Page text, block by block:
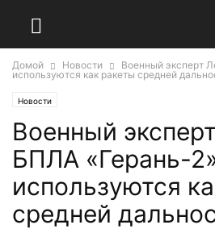
Домой Новости
Военный эксперт
используются как ракеты средней
Новости
Военный
БПЛА «Герань-
используются
средней